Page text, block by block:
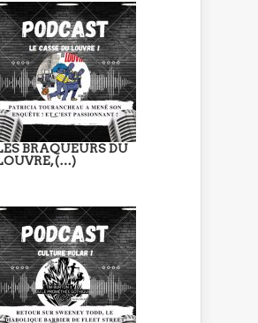
BRAQUEURS DU
(…)